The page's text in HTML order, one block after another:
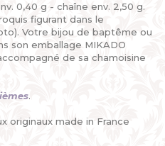
0,40 g - chaîne env. 2,50 g.
figurant dans le
Votre bijou de baptême ou
son emballage MIKADO
de sa chamoisine
.
originaux made in France